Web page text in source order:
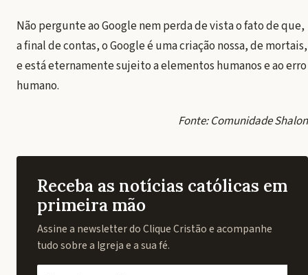
Não pergunte ao Google nem perda de vista o fato de que,
a final de contas, o Google é uma criação nossa, de mortais,
e está eternamente sujeito a elementos humanos e ao erro
humano.
Fonte: Comunidade Shalon
Receba as notícias católicas em
primeira mão
Assine a newsletter do Clique Cristão e acompanhe
tudo sobre a Igreja e a sua fé.